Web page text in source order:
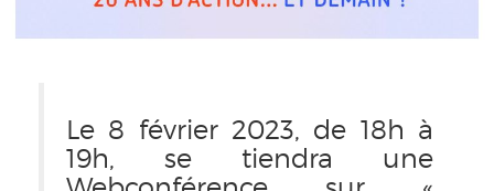
Le 8 février 2023, de 18h à
19h, se tiendra une